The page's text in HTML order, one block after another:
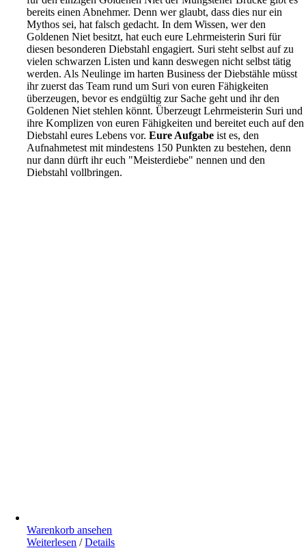
bereits einen Abnehmer. Denn wer glaubt, dass dies nur ein
Mythos sei, hat falsch gedacht. In dem Wissen, wer den
Goldenen Niet besitzt, hat euch eure Lehrmeisterin Suri für
diesen besonderen Diebstahl engagiert. Suri steht selbst auf zu
vielen schwarzen Listen und kann deswegen nicht selbst tätig
werden. Als Neulinge im harten Business der Diebstähle müsst
ihr zuerst das Team rund um Suri von euren Fähigkeiten
überzeugen, bevor es endgültig zur Sache geht und ihr den
Goldenen Niet stehlen könnt. Überzeugt Lehrmeisterin Suri und
ihre Komplizen von euren Fähigkeiten und bereitet euch auf den
Diebstahl eures Lebens vor. Eure Aufgabe ist es,den
Aufnahmetest mit mindestens 150 Punkten zu bestehen, denn
nur dann dürft ihr euch "Meisterdiebe" nennen und den
Diebstahl vollbringen.
Warenkorb ansehen
Weiterlesen / Details